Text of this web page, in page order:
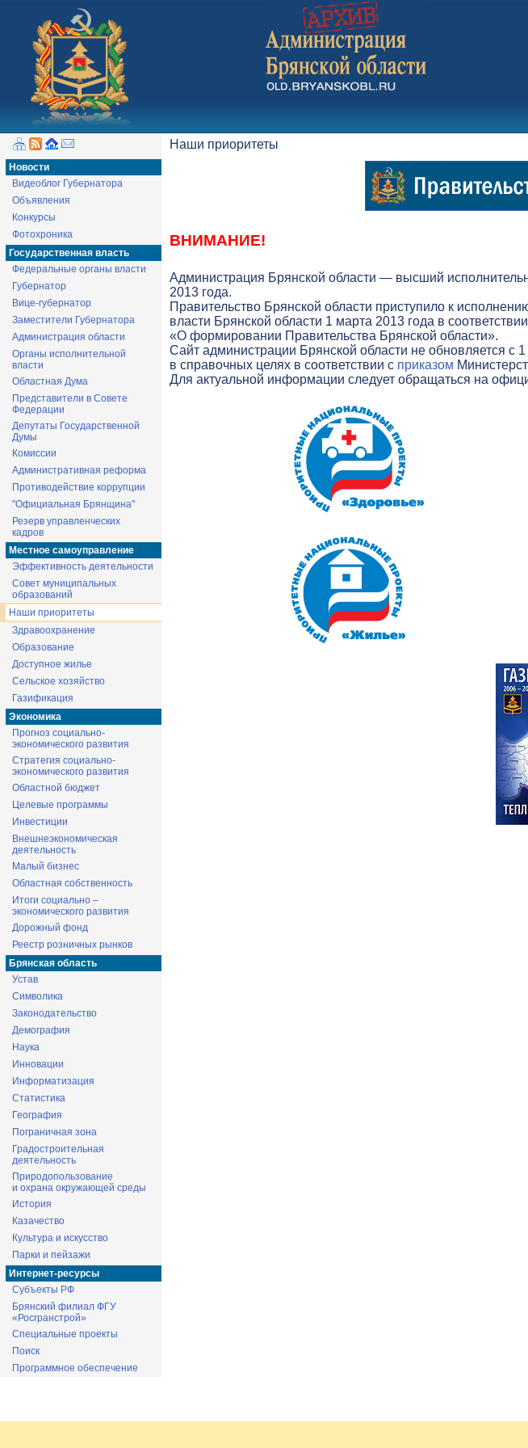
Новости
Видеоблог Губернатора
Объявления
Конкурсы
Фотохроника
Государственная власть
Федеральные органы власти
Губернатор
Вице-губернатор
Заместители Губернатора
Администрация области
Органы исполнительной
власти
Областная Дума
Представители в Совете
Федерации
Депутаты Государственной
Думы
Комиссии
Административная реформа
Противодействие коррупции
"Официальная Брянщина"
Резерв управленческих
кадров
Местное самоуправление
Эффективность деятельности
Совет муниципальных
образований
Наши приоритеты
Здравоохранение
Образование
Доступное жилье
Сельское хозяйство
Газификация
Экономика
Прогноз социально-
экономического развития
Стратегия социально-
экономического развития
Областной бюджет
Целевые программы
Инвестиции
Внешнеэкономическая
деятельность
Малый бизнес
Областная собственность
Итоги социально –
экономического развития
Дорожный фонд
Реестр розничных рынков
Брянская область
Устав
Символика
Законодательство
Демография
Наука
Инновации
Информатизация
Статистика
География
Пограничная зона
Градостроительная
деятельность
Природопользование
и охрана окружающей среды
История
Казачество
Культура и искусство
Парки и пейзажи
Интернет-ресурсы
Субъекты РФ
Брянский филиал ФГУ
«Росгранстрой»
Специальные проекты
Поиск
Программное обеспечение
Наши приоритеты
ВНИМАНИЕ!
Администрация Брянской области — высший
2013 года.
Правительство Брянской области приступило к
власти Брянской области 1 марта 2013 года в
«О формировании Правительства Брянской области».
Cайт администрации Брянской области не обновляется
в справочных целях в соответствии с приказом
Для актуальной информации следует обращаться на